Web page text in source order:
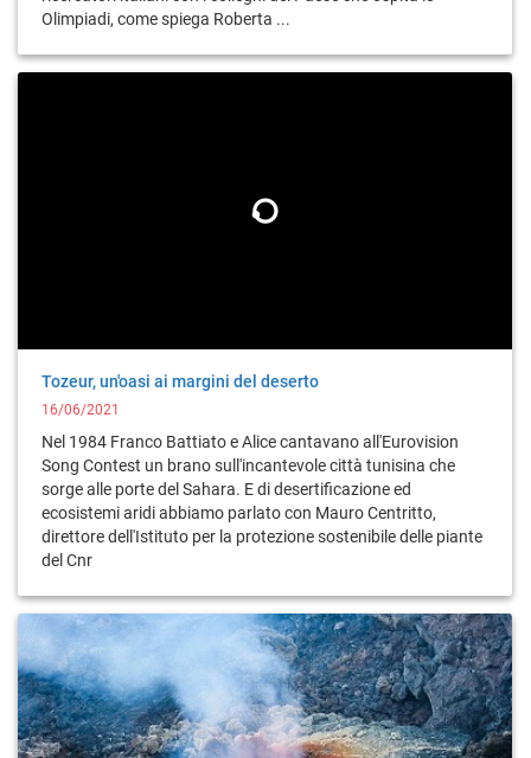
Olimpiadi, come spiega Roberta ...
Tozeur, un'oasi ai margini del deserto
16/06/2021
Nel 1984 Franco Battiato e Alice cantavano all'Eurovision
Song Contest un brano sull'incantevole città tunisina che
sorge alle porte del Sahara. E di desertificazione ed
ecosistemi aridi abbiamo parlato con Mauro Centritto,
direttore dell'Istituto per la protezione sostenibile delle piante
del Cnr